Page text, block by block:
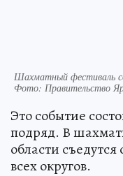
Шахматный фестиваль
Фото: Правительство
Это событие
подряд. В
области съедутся
всех округов.